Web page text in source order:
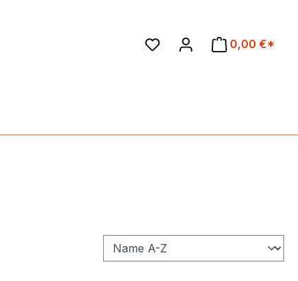
0,00 €*